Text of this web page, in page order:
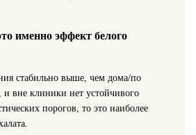
именно эффект белого
стабильно выше, чем дома/по
вне клиники нет устойчивого
порогов, то это наиболее